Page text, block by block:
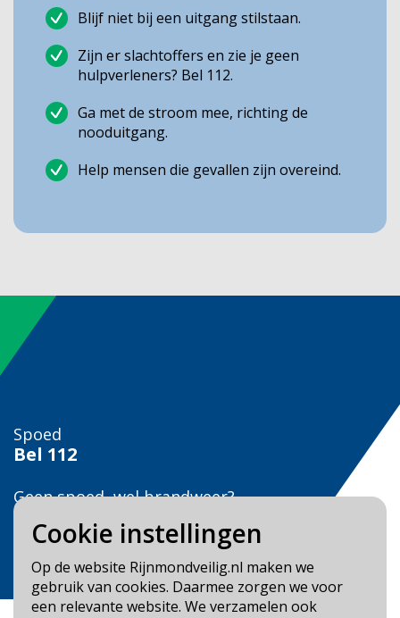
Cookie instellingen
Op de website Rijnmondveilig.nl maken we
gebruik van cookies. Daarmee zorgen we voor
een relevante website. We verzamelen ook
Blijf niet bij een uitgang stilstaan.
Zijn er slachtoffers en zie je geen
hulpverleners? Bel 112.
Ga met de stroom mee, richting de
nooduitgang.
Help mensen die gevallen zijn overeind.
Spoed
Bel 112
Geen spoed, wel brandweer?
Bel
Veilig Leven?
Bel 0900-8387